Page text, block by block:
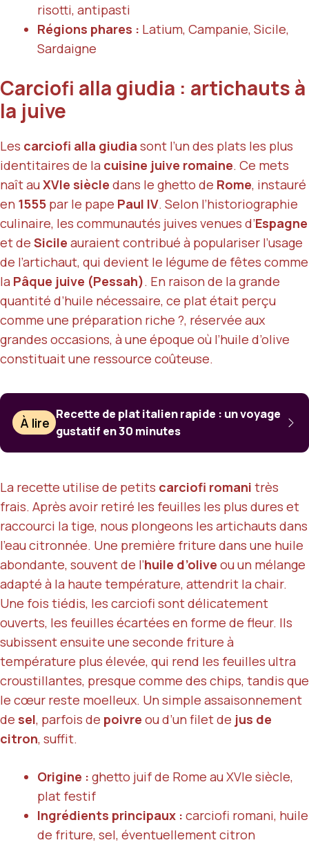
risotti, antipasti
Régions phares : Latium, Campanie, Sicile,
Sardaigne
Carciofi alla giudia : artichauts à
la juive
Les carciofi alla giudia sont l’un des plats les plus
identitaires de la cuisine juive romaine. Ce mets
naît au XVIe siècle dans le ghetto de Rome, instauré
en 1555 par le pape Paul IV. Selon l’historiographie
culinaire, les communautés juives venues d’Espagne
et de Sicile auraient contribué à populariser l’usage
de l’artichaut, qui devient le légume de fêtes comme
la Pâque juive (Pessah). En raison de la grande
quantité d’huile nécessaire, ce plat était perçu
comme une préparation riche ?, réservée aux
grandes occasions, à une époque où l’huile d’olive
constituait une ressource coûteuse.
À lire
Recette de plat italien rapide : un voyage
gustatif en 30 minutes
La recette utilise de petits carciofi romani très
frais. Après avoir retiré les feuilles les plus dures et
raccourci la tige, nous plongeons les artichauts dans
l’eau citronnée. Une première friture dans une huile
abondante, souvent de l’huile d’olive ou un mélange
adapté à la haute température, attendrit la chair.
Une fois tiédis, les carciofi sont délicatement
ouverts, les feuilles écartées en forme de fleur. Ils
subissent ensuite une seconde friture à
température plus élevée, qui rend les feuilles ultra
croustillantes, presque comme des chips, tandis que
le cœur reste moelleux. Un simple assaisonnement
de sel, parfois de poivre ou d’un filet de jus de
citron, suffit.
Origine : ghetto juif de Rome au XVIe siècle,
plat festif
Ingrédients principaux : carciofi romani, huile
de friture, sel, éventuellement citron